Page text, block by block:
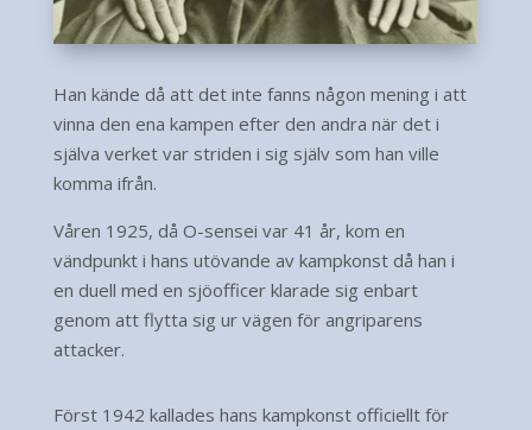
Han kände då att det inte fanns någon mening i att
vinna den ena kampen efter den andra när det i
själva verket var striden i sig själv som han ville
komma ifrån.
Våren 1925, då O-sensei var 41 år, kom en
vändpunkt i hans utövande av kampkonst då han i
en duell med en sjöofficer klarade sig enbart
genom att flytta sig ur vägen för angriparens
attacker.
Först 1942 kallades hans kampkonst officiellt för